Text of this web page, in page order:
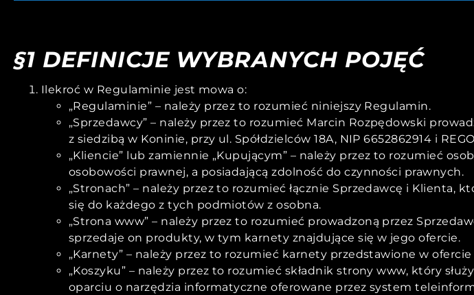
§1 DEFINICJE WYBRANYCH POJĘĆ
Ilekroć w Regulaminie jest mowa o:
„Regulaminie” – należy przez to rozumieć niniejszy Regulamin.
„Sprzedawcy” – należy przez to rozumieć Marcin Rozpędowski
z siedzibą w Koninie, przy ul. Spółdzielców 18A, NIP 6652862914 i
„Kliencie” lub zamiennie „Kupującym” – należy przez to rozumieć
osobowości prawnej, a posiadającą zdolność do czynności prawnych.
„Stronach” – należy przez to rozumieć łącznie Sprzedawcę i Klienta,
się do każdego z tych podmiotów z osobna.
„Strona www” – należy przez to rozumieć prowadzoną przez
sprzedaje on produkty, w tym karnety znajdujące się w jego ofercie.
„Karnety” – należy przez to rozumieć karnety przedstawione w
„Koszyku” – należy przez to rozumieć składnik strony www, który
oparciu o narzędzia informatyczne oferowane przez system